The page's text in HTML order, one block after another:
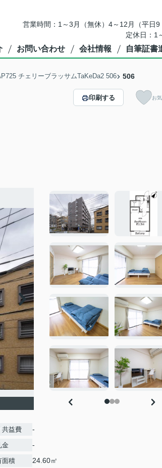
営業時間：1～3月（無休）4～12月（平
定休日：1
お問い合わせ 会社情報 自筆証書
チェリーブラッサムTaKeDa2 506 506
印刷する お
共益費 -
金 -
面積 24.60㎡